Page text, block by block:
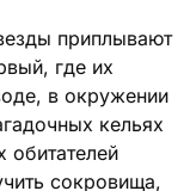
приплывают
где их
в окружении
кельях
обитателей
сокровища,